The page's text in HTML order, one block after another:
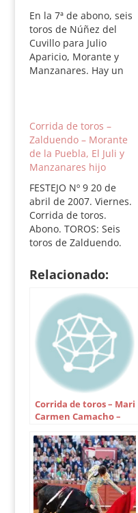
En la 7ª de abono, seis
toros de Núñez del
Cuvillo para Julio
Aparicio, Morante y
Manzanares. Hay un
se pondrá el no hay
billetes. Toros de
Núñez del Cuvillo
para el 7º Festejo del
1º…
Corrida de toros –
Zalduendo – Morante
de la Puebla, El Juli y
Manzanares hijo
FESTEJO Nº 9 20 de
abril de 2007. Viernes.
Corrida de toros.
Abono. TOROS: Seis
toros de Zalduendo.
negro mulato
chorreao, 525 kilos.
Palmas. 2.-
Mensajero, nº 73,
negro mulato listón,
569 kilos. Silencio. 3.-
Deslío, nº 157, colorao
ojo perdiz, 512 kilos.
Pitos. 4.- Narigón,…
Relacionado:
Corrida de toros – Mari
Carmen Camacho –
Díaz «El Cordobés» y
Víctor Puerto